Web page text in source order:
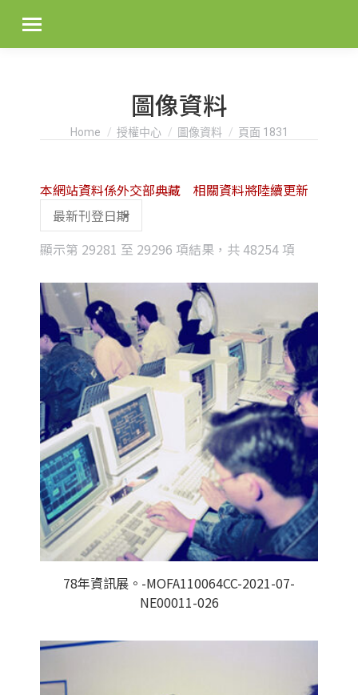
圖像資料
You are here:
Home 授權中心 圖像資料 頁面 1831
顯示第 29281 至 29296 項結果，共 48254 項
latest
本網站資料係外交部典藏 相關資料將陸續更新
78年資訊展。-MOFA110064CC-2021-07-
NE00011-026